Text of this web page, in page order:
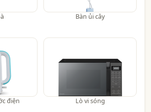
Bàn ủi cây
điện Lò vi sóng